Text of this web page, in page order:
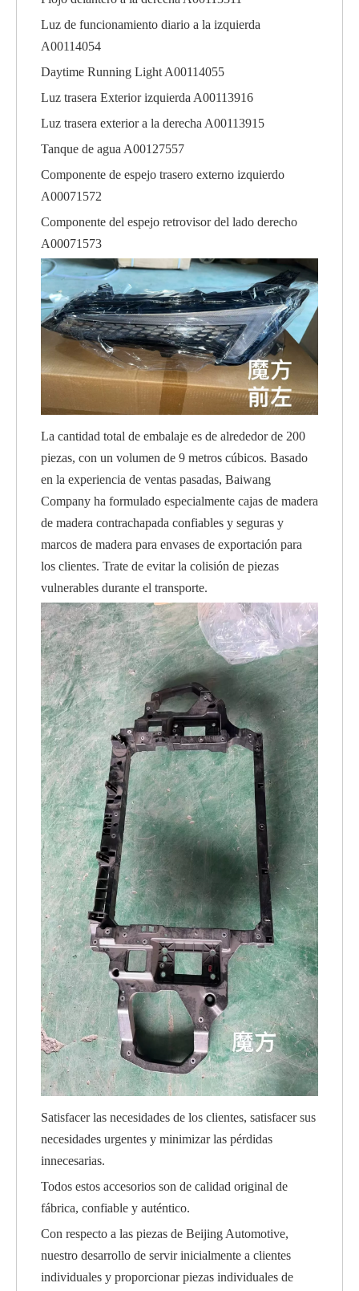
Luz de funcionamiento diario a la izquierda
A00114054
Daytime Running Light A00114055
Luz trasera Exterior izquierda A00113916
Luz trasera exterior a la derecha A00113915
Tanque de agua A00127557
Componente de espejo trasero externo izquierdo
A00071572
Componente del espejo retrovisor del lado derecho
A00071573
La cantidad total de embalaje es de alrededor de 200
piezas, con un volumen de 9 metros cúbicos. Basado
en la experiencia de ventas pasadas, Baiwang
Company ha formulado especialmente cajas de madera
de madera contrachapada confiables y seguras y
marcos de madera para envases de exportación para
los clientes. Trate de evitar la colisión de piezas
vulnerables durante el transporte.
Satisfacer las necesidades de los clientes, satisfacer sus
necesidades urgentes y minimizar las pérdidas
innecesarias.
Todos estos accesorios son de calidad original de
fábrica, confiable y auténtico.
Con respecto a las piezas de Beijing Automotive,
nuestro desarrollo de servir inicialmente a clientes
individuales y proporcionar piezas individuales de